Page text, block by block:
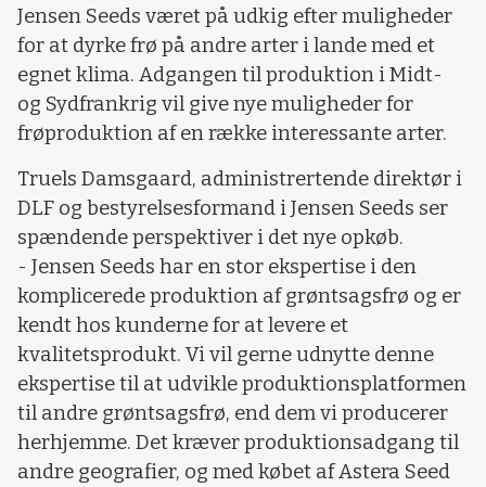
Jensen Seeds været på udkig efter muligheder
for at dyrke frø på andre arter i lande med et
egnet klima. Adgangen til produktion i Midt-
og Sydfrankrig vil give nye muligheder for
frøproduktion af en række interessante arter.
Truels Damsgaard, administrertende direktør i
DLF og bestyrelsesformand i Jensen Seeds ser
spændende perspektiver i det nye opkøb.
- Jensen Seeds har en stor ekspertise i den
komplicerede produktion af grøntsagsfrø og er
kendt hos kunderne for at levere et
kvalitetsprodukt. Vi vil gerne udnytte denne
ekspertise til at udvikle produktionsplatformen
til andre grøntsagsfrø, end dem vi producerer
herhjemme. Det kræver produktionsadgang til
andre geografier, og med købet af Astera Seed